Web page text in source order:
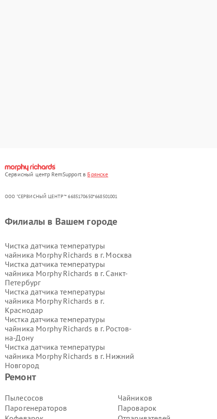
Сервисный центр RemSupport в Брянске
ООО "СЕРВИСНЫЙ ЦЕНТР"* 6685170650*668501001
Ремонт
Пылесосов
Парогенераторов
Чайников
Пароварок
Филиалы в Вашем городе
Чистка датчика температуры
чайника Morphy Richards в г. Москва
Чистка датчика температуры
чайника Morphy Richards в г. Санкт-
Петербург
Чистка датчика температуры
чайника Morphy Richards в г.
Краснодар
Чистка датчика температуры
чайника Morphy Richards в г. Ростов-
на-Дону
Чистка датчика температуры
чайника Morphy Richards в г. Нижний
Новгород
Чистка датчика температуры
чайника Morphy Richards в г.
Чистка датчика температуры
чайника Morphy Richards в г.